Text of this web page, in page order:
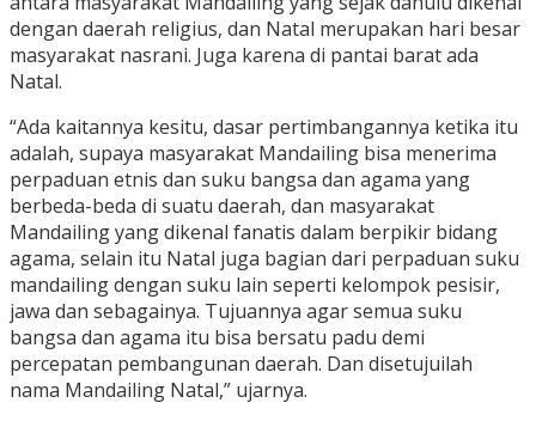
dengan daerah religius, dan Natal merupakan hari besar
masyarakat nasrani. Juga karena di pantai barat ada
Natal.
“Ada kaitannya kesitu, dasar pertimbangannya ketika itu
adalah, supaya masyarakat Mandailing bisa menerima
perpaduan etnis dan suku bangsa dan agama yang
berbeda-beda di suatu daerah, dan masyarakat
Mandailing yang dikenal fanatis dalam berpikir bidang
agama, selain itu Natal juga bagian dari perpaduan suku
mandailing dengan suku lain seperti kelompok pesisir,
jawa dan sebagainya. ‎Tujuannya agar semua suku
bangsa dan agama itu bisa bersatu padu demi
percepatan pembangunan daerah. Dan disetujuilah
nama Mandailing Natal,” ujarnya.